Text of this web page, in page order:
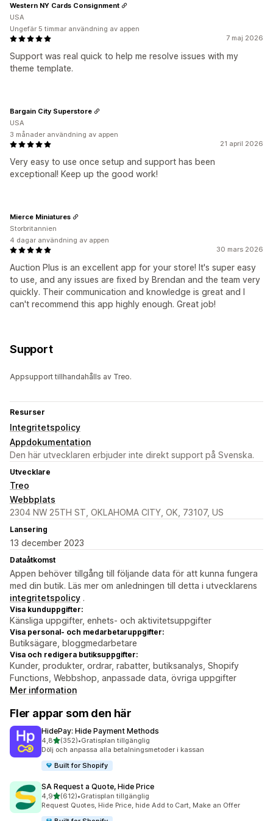
7 maj 2026
Support was real quick to help me resolve issues with my
theme template.
Western NY Cards Consignment
USA
Ungefär 5 timmar användning av appen
21 april 2026
Very easy to use once setup and support has been
exceptional! Keep up the good work!
Bargain City Superstore
USA
3 månader användning av appen
30 mars 2026
Auction Plus is an excellent app for your store! It's super easy
to use, and any issues are fixed by Brendan and the team very
quickly. Their communication and knowledge is great and I
can't recommend this app highly enough. Great job!
Mierce Miniatures
Storbritannien
4 dagar användning av appen
Support
Appsupport tillhandahålls av Treo.
Resurser
Integritetspolicy
Appdokumentation
Den här utvecklaren erbjuder inte direkt support på Svenska.
Utvecklare
Treo
Webbplats
2304 NW 25TH ST, OKLAHOMA CITY, OK, 73107, US
Lansering
13 december 2023
Dataåtkomst
Appen behöver tillgång till följande data för att kunna fungera
med din butik. Läs mer om anledningen till detta i utvecklarens
integritetspolicy .
Visa kunduppgifter:
Känsliga uppgifter, enhets- och aktivitetsuppgifter
Visa personal- och medarbetaruppgifter:
Butiksägare, bloggmedarbetare
Visa och redigera butiksuppgifter:
Kunder, produkter, ordrar, rabatter, butiksanalys, Shopify
Functions, Webbshop, anpassade data, övriga uppgifter
Mer information
Fler appar som den här
HidePay: Hide Payment Methods
4,8av 5 stjärnor
(352)
352 recensioner totalt
•Gratisplan tillgänglig
Dölj och anpassa alla betalningsmetoder i kassan
Built for Shopify
SA Request a Quote, Hide Price
4,9av 5 stjärnor
(612)
612 recensioner totalt
•Gratisplan tillgänglig
Request Quotes, Hide Price, hide Add to Cart, Make an Offer